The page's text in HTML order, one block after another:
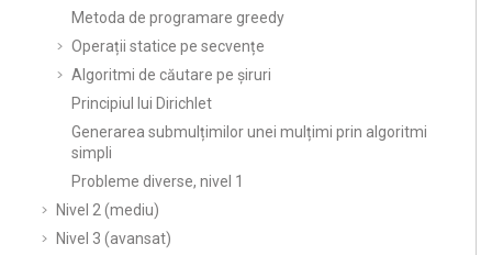
Metoda de programare greedy
Operații statice pe secvențe
Algoritmi de căutare pe șiruri
Principiul lui Dirichlet
Generarea submulțimilor unei mulțimi prin algoritmi
simpli
Probleme diverse, nivel 1
Nivel 2 (mediu)
Nivel 3 (avansat)